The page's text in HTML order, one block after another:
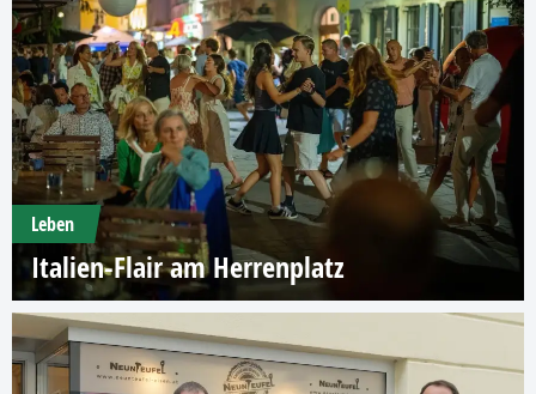
Leben
Italien-Flair am Herrenplatz